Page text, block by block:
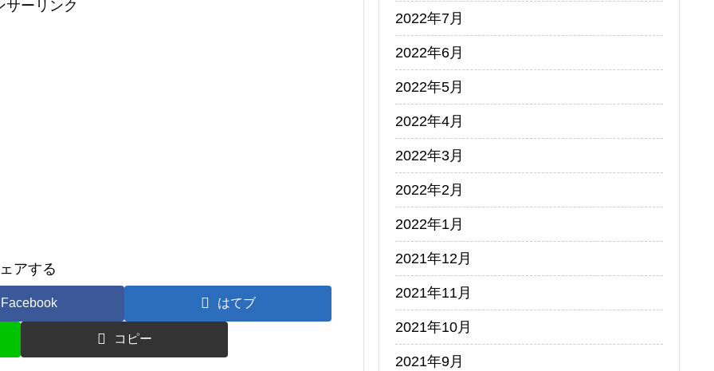
サーリンク
アする
Facebook はてブ
コピー
2022年7月
2022年6月
2022年5月
2022年4月
2022年3月
2022年2月
2022年1月
2021年12月
2021年11月
2021年10月
2021年9月